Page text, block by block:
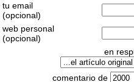
tu email
(opcional)
web personal
(opcional)
en
comentario de